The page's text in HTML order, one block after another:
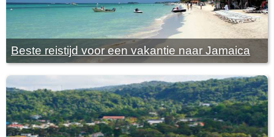
Beste reistijd voor een vakantie naar Jamaica